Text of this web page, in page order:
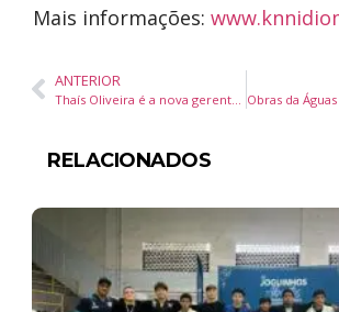
Mais informações:
ANTERIOR
RELACIONADOS